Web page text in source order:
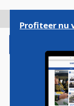
gaan
Profiteer nu